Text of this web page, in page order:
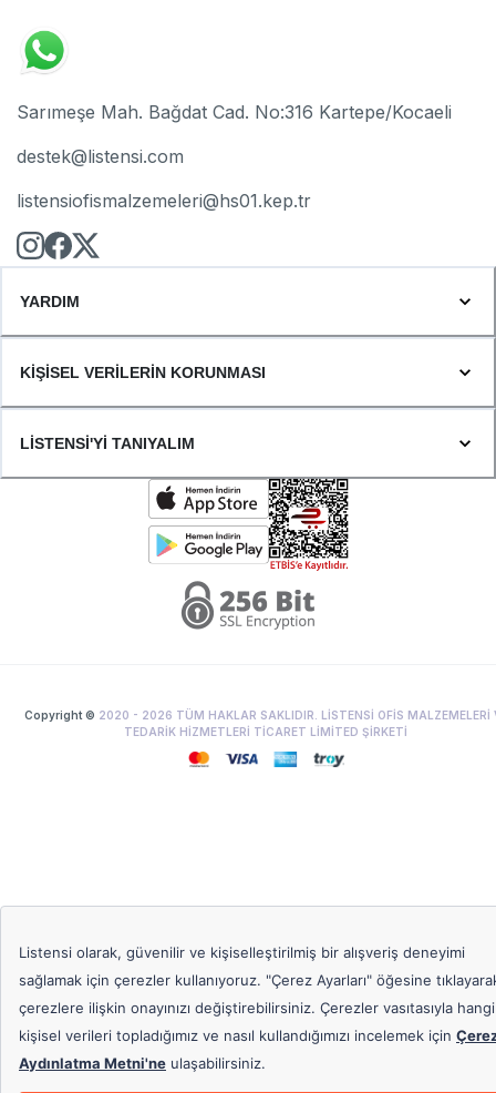
Sarımeşe Mah. Bağdat Cad. No:316 Kartepe/Kocaeli
destek@listensi.com
listensiofismalzemeleri@hs01.kep.tr
YARDIM
KİŞİSEL VERİLERİN KORUNMASI
LİSTENSİ'Yİ TANIYALIM
Copyright © 2020 - 2026 TÜM HAKLAR SAKLIDIR. LİSTENSİ OFİS MALZEMELERİ
TEDARİK HİZMETLERİ TİCARET LİMİTED ŞİRKETİ